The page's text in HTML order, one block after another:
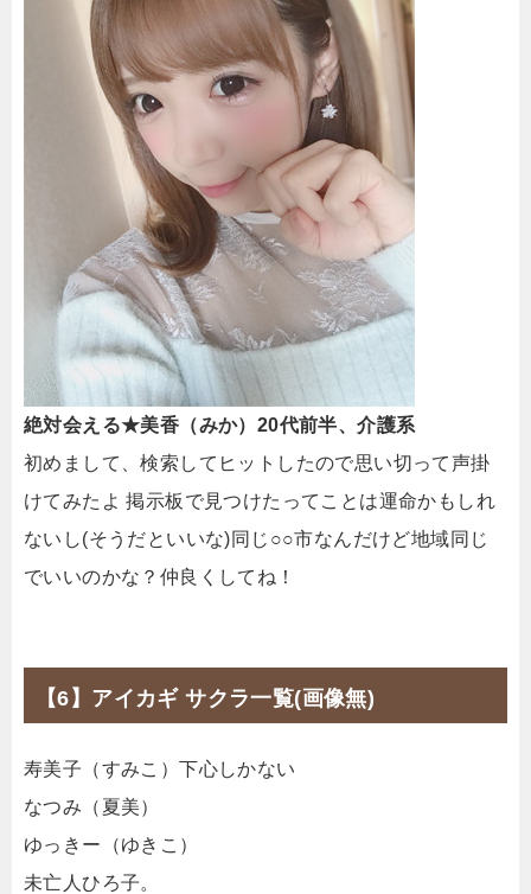
絶対会える★美香（みか）20代前半、介護系
初めまして、検索してヒットしたので思い切って声掛
けてみたよ 掲示板で見つけたってことは運命かもしれ
ないし(そうだといいな)同じ○○市なんだけど地域同じ
でいいのかな？仲良くしてね！
【6】アイカギ サクラ一覧(画像無)
寿美子（すみこ）下心しかない
なつみ（夏美）
ゆっきー（ゆきこ）
未亡人ひろ子。